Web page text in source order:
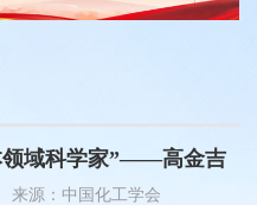
领域科学家”——高金吉
源：中国化工学会